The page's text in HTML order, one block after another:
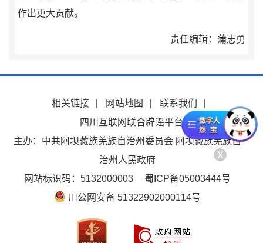
作出更大贡献。
责任编辑：蒲志勇
相关链接 网站地图 联系我们
四川互联网联合辟谣平台
主办：中共阿坝藏族羌族自治州委员会 阿坝藏族羌族自
治州人民政府
网站标识码：5132000003
蜀ICP备05003444号
川公网安备 51322902000114号
x